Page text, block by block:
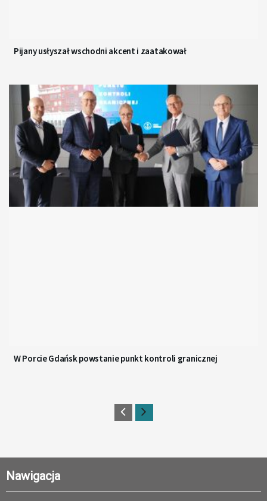
Pijany usłyszał wschodni akcent i zaatakował
W Porcie Gdańsk powstanie punkt kontroli granicznej
Nawigacja